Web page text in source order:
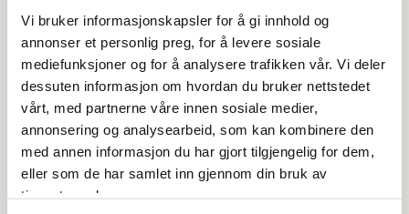
Vi bruker informasjonskapsler for å gi innhold og
annonser et personlig preg, for å levere sosiale
mediefunksjoner og for å analysere trafikken vår. Vi deler
dessuten informasjon om hvordan du bruker nettstedet
vårt, med partnerne våre innen sosiale medier,
annonsering og analysearbeid, som kan kombinere den
med annen informasjon du har gjort tilgjengelig for dem,
eller som de har samlet inn gjennom din bruk av
tjenestene deres.
Rengjøring og vedlikehold
Leveringsinformasjon
Dokumentasjon